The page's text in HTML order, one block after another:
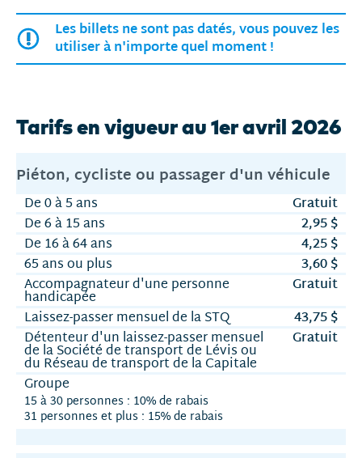
Les billets ne sont pas datés, vous pouvez les
utiliser à n'importe quel moment !
Tarifs en vigueur au 1er avril 2026
Piéton, cycliste ou passager d'un véhicule
De 0 à 5 ans Gratuit
De 6 à 15 ans 2,95 $
De 16 à 64 ans 4,25 $
65 ans ou plus 3,60 $
Accompagnateur d'une personne
handicapée
Gratuit
Laissez-passer mensuel de la STQ 43,75 $
Détenteur d'un laissez-passer mensuel
de la Société de transport de Lévis ou
du Réseau de transport de la Capitale
Gratuit
Groupe
15 à 30 personnes : 10% de rabais
31 personnes et plus : 15% de rabais